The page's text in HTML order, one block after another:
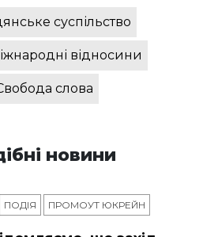
суспільство
відносини
слова
новини
ПОДІЯ ПРОМОУТ ЮКРЕЙН